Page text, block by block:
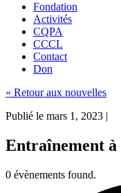
Fondation
Activités
CQPA
CCCL
Contact
Don
« Retour aux nouvelles
Publié le mars 1, 2023 |
Entraînement à
0 évènements found.